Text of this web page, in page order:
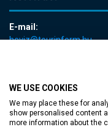
WE USE COOKIES
We may place these for
show personalised content
more information about the
E-mail:
heviz@tourinform.hu